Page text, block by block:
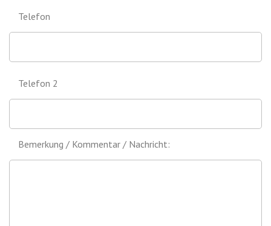
Telefon
Telefon 2
Bemerkung / Kommentar / Nachricht: